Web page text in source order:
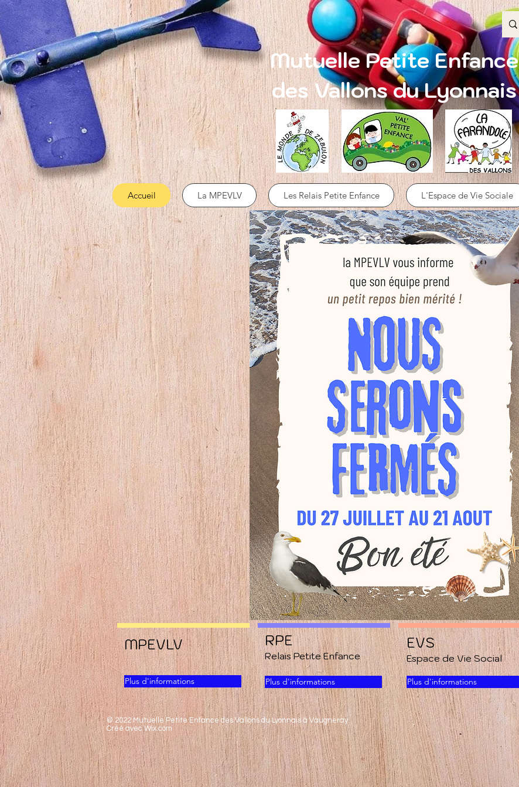
Mutuelle Petite Enfance
des Vallons du Lyonnais
Accueil La MPEVLV Les Relais Petite Enfance L'Espace de Vie Sociale
MPEVLV
Plus d'informations
RPE
Relais Petite Enfance
Plus d'informations
EVS
Espace de Vie Social
Plus d'informations
© 2022 Mutuelle Petite Enfance des Vallons du Lyonnais à Vaugneray
Créé avec Wix.com